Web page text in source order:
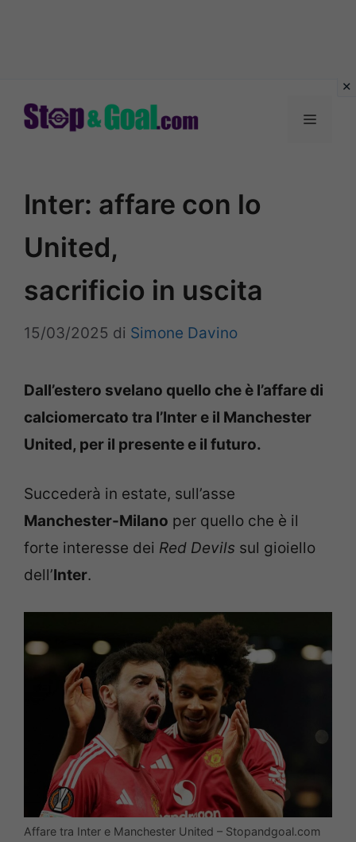
Menu
Inter: affare con lo
United,
sacrificio in uscita
15/03/2025 di Simone Davino
Dall’estero svelano quello che è l’affare di
calciomercato tra l’Inter e il Manchester
United, per il presente e il futuro.
Succederà in estate, sull’asse
Manchester-Milano per quello che è il
forte interesse dei Red Devils sul gioiello
dell’Inter.
Affare tra Inter e Manchester United – Stopandgoal.com